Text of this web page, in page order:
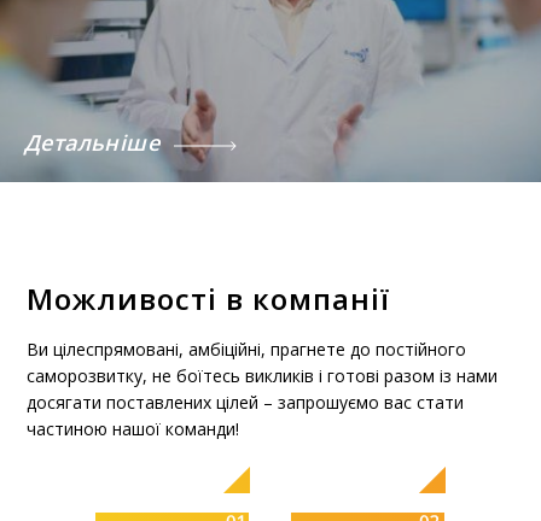
Детальніше
Можливості в компанії
Ви цілеспрямовані, амбіційні, прагнете до постійного
саморозвитку, не боїтесь викликів і готові разом із нами
досягати поставлених цілей – запрошуємо вас стати
частиною нашої команди!